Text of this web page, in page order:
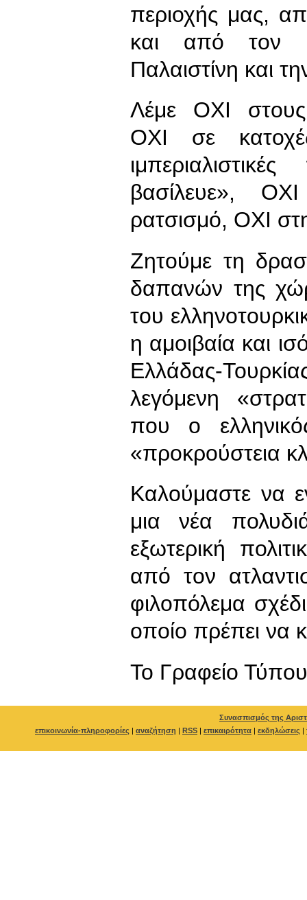
περιοχής μας,
και από τον
Παλαιστίνη και
Λέμε ΟΧΙ
ΟΧΙ σε
βασίλευε»,
ρατσισμό, ΟΧΙ
Ζητούμε τη
δαπανών της
του
η αμοιβαία και
Ελλάδας-
λεγόμενη
που ο
«προκρούστεια
Καλούμαστε να
μια νέα
εξωτερική
από τον
φιλοπόλεμα
οποίο πρέπει να
To Γραφείο Τύπου
Συνασπισμός της
επικοινωνία-πληροφορίες | αναζήτηση | RSS | επικαιρότητα | εκδηλώσεις |